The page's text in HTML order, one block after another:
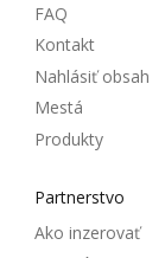
FAQ
Kontakt
Nahlásiť obsah
Mestá
Produkty
Partnerstvo
Ako inzerovať